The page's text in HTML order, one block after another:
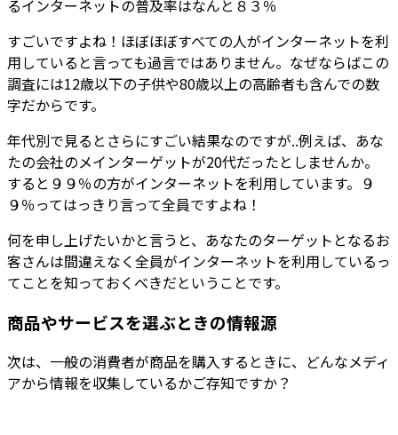
るインターネットの普及率はなんと８３％
すごいですよね！ほぼほぼすべての人がインターネットを利
用していると言っても過言ではありません。なぜならばこの
調査には12歳以下の子供や80歳以上の高齢者も含んでの数
字だからです。
年代別で見るとさらにすごい結果なのですが..例えば、あな
たの会社のメインターゲットが20代だったとしませんか。
すると９９％の方がインターネットを利用しています。９
９％ってはっきり言って全員ですよね！
何を申し上げたいかと言うと、あなたのターゲットとなるお
客さんは間違えなく全員がインターネットを利用しているっ
てことを知っておくべきだということです。
商品やサービスを選ぶときの情報源
次は、一般の消費者が商品を購入するときに、どんなメディ
アから情報を収集しているかご存知ですか？